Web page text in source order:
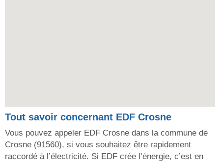
Tout savoir concernant EDF Crosne
Vous pouvez appeler EDF Crosne dans la commune de
Crosne (91560), si vous souhaitez être rapidement
raccordé à l’électricité. Si EDF crée l’énergie, c’est en